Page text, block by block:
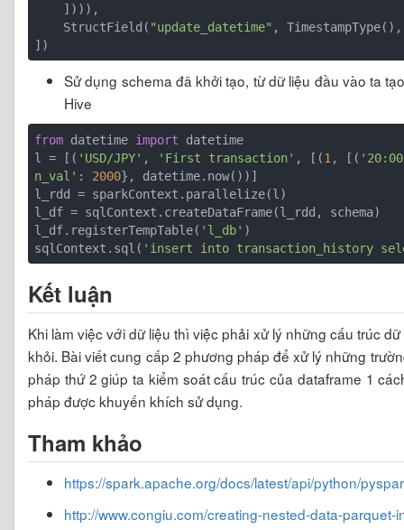
    StructField(
"update_datetime" ,
Sử dụng schema đã khởi tạo, từ dữ liệu đầu vào ta
Hive
from datetime import datetime
l = [( 'USD/JPY' , 'First transaction' , [(1 , [(
n_val' : 2000}, datetime.now())]
l_rdd = sparkContext.parallelize(l)
l_df = sqlContext.createDataFrame(l_rdd, schema)
l_df.registerTempTable( 'l_db' )
sqlContext.sql( 'insert into transaction_history
Kết luận
Khi làm việc với dữ liệu thì việc phải xử lý những cấu trúc
khỏi. Bài viết cung cấp 2 phương pháp để xử lý những
pháp thứ 2 giúp ta kiểm soát cấu trúc của dataframe 1
pháp được khuyến khích sử dụng.
Tham khảo
https://spark.apache.org/docs/latest/api/python/
http://www.congiu.com/creating-nested-data-parquet-